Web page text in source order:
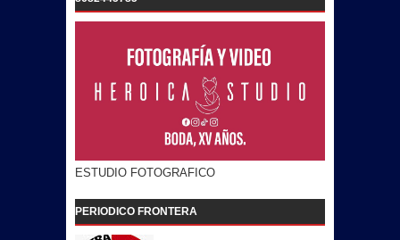
ESTUDIO FOTOGRAFICO
PERIODICO FRONTERA